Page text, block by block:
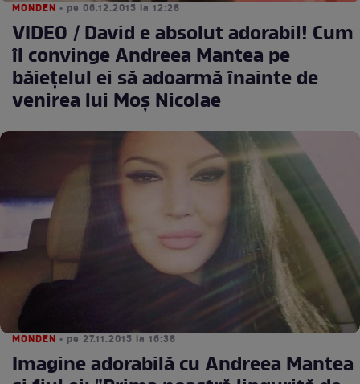
MONDEN • pe 06.12.2015 la 12:28
VIDEO / David e absolut adorabil! Cum
îl convinge Andreea Mantea pe
băieţelul ei să adoarmă înainte de
venirea lui Moş Nicolae
MONDEN • pe 27.11.2015 la 16:38
Imagine adorabilă cu Andreea Mantea